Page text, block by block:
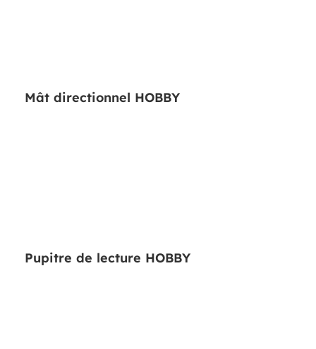
Mât directionnel HOBBY
Pupitre de lecture HOBBY